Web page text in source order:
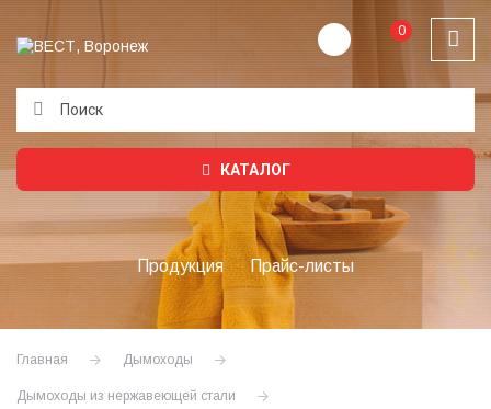
0
КАТАЛОГ
Продукция Прайс-листы
Главная Дымоходы
Дымоходы из нержавеющей стали